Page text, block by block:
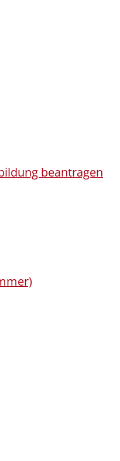
beantragen